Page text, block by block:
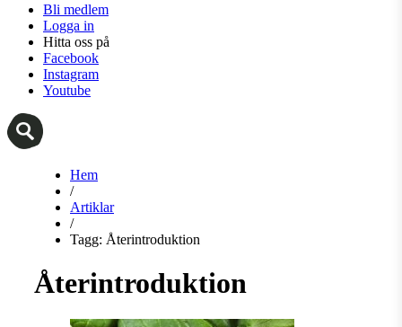
Bli medlem
Logga in
Hitta oss på
Facebook
Instagram
Youtube
Hem
/
Artiklar
/
Tagg: Återintroduktion
Återintroduktion